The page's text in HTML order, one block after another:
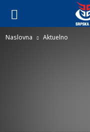
Naslovna Aktuelno